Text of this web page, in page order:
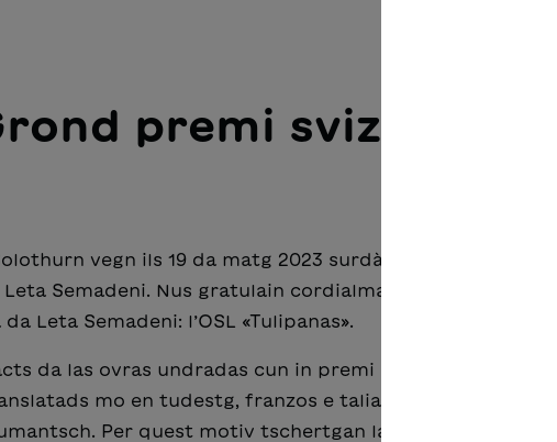
premi svizzer da
vegn ils 19 da matg 2023 surdà il Grond premi
Semadeni. Nus gratulain cordialmain a Leta
Leta Semadeni: l’OSL «Tulipanas».
da las ovras undradas cun in premi svizzer da
mo en tudestg, franzos e talian. En l'avegnir
Per quest motiv tschertgan las «Traversadas